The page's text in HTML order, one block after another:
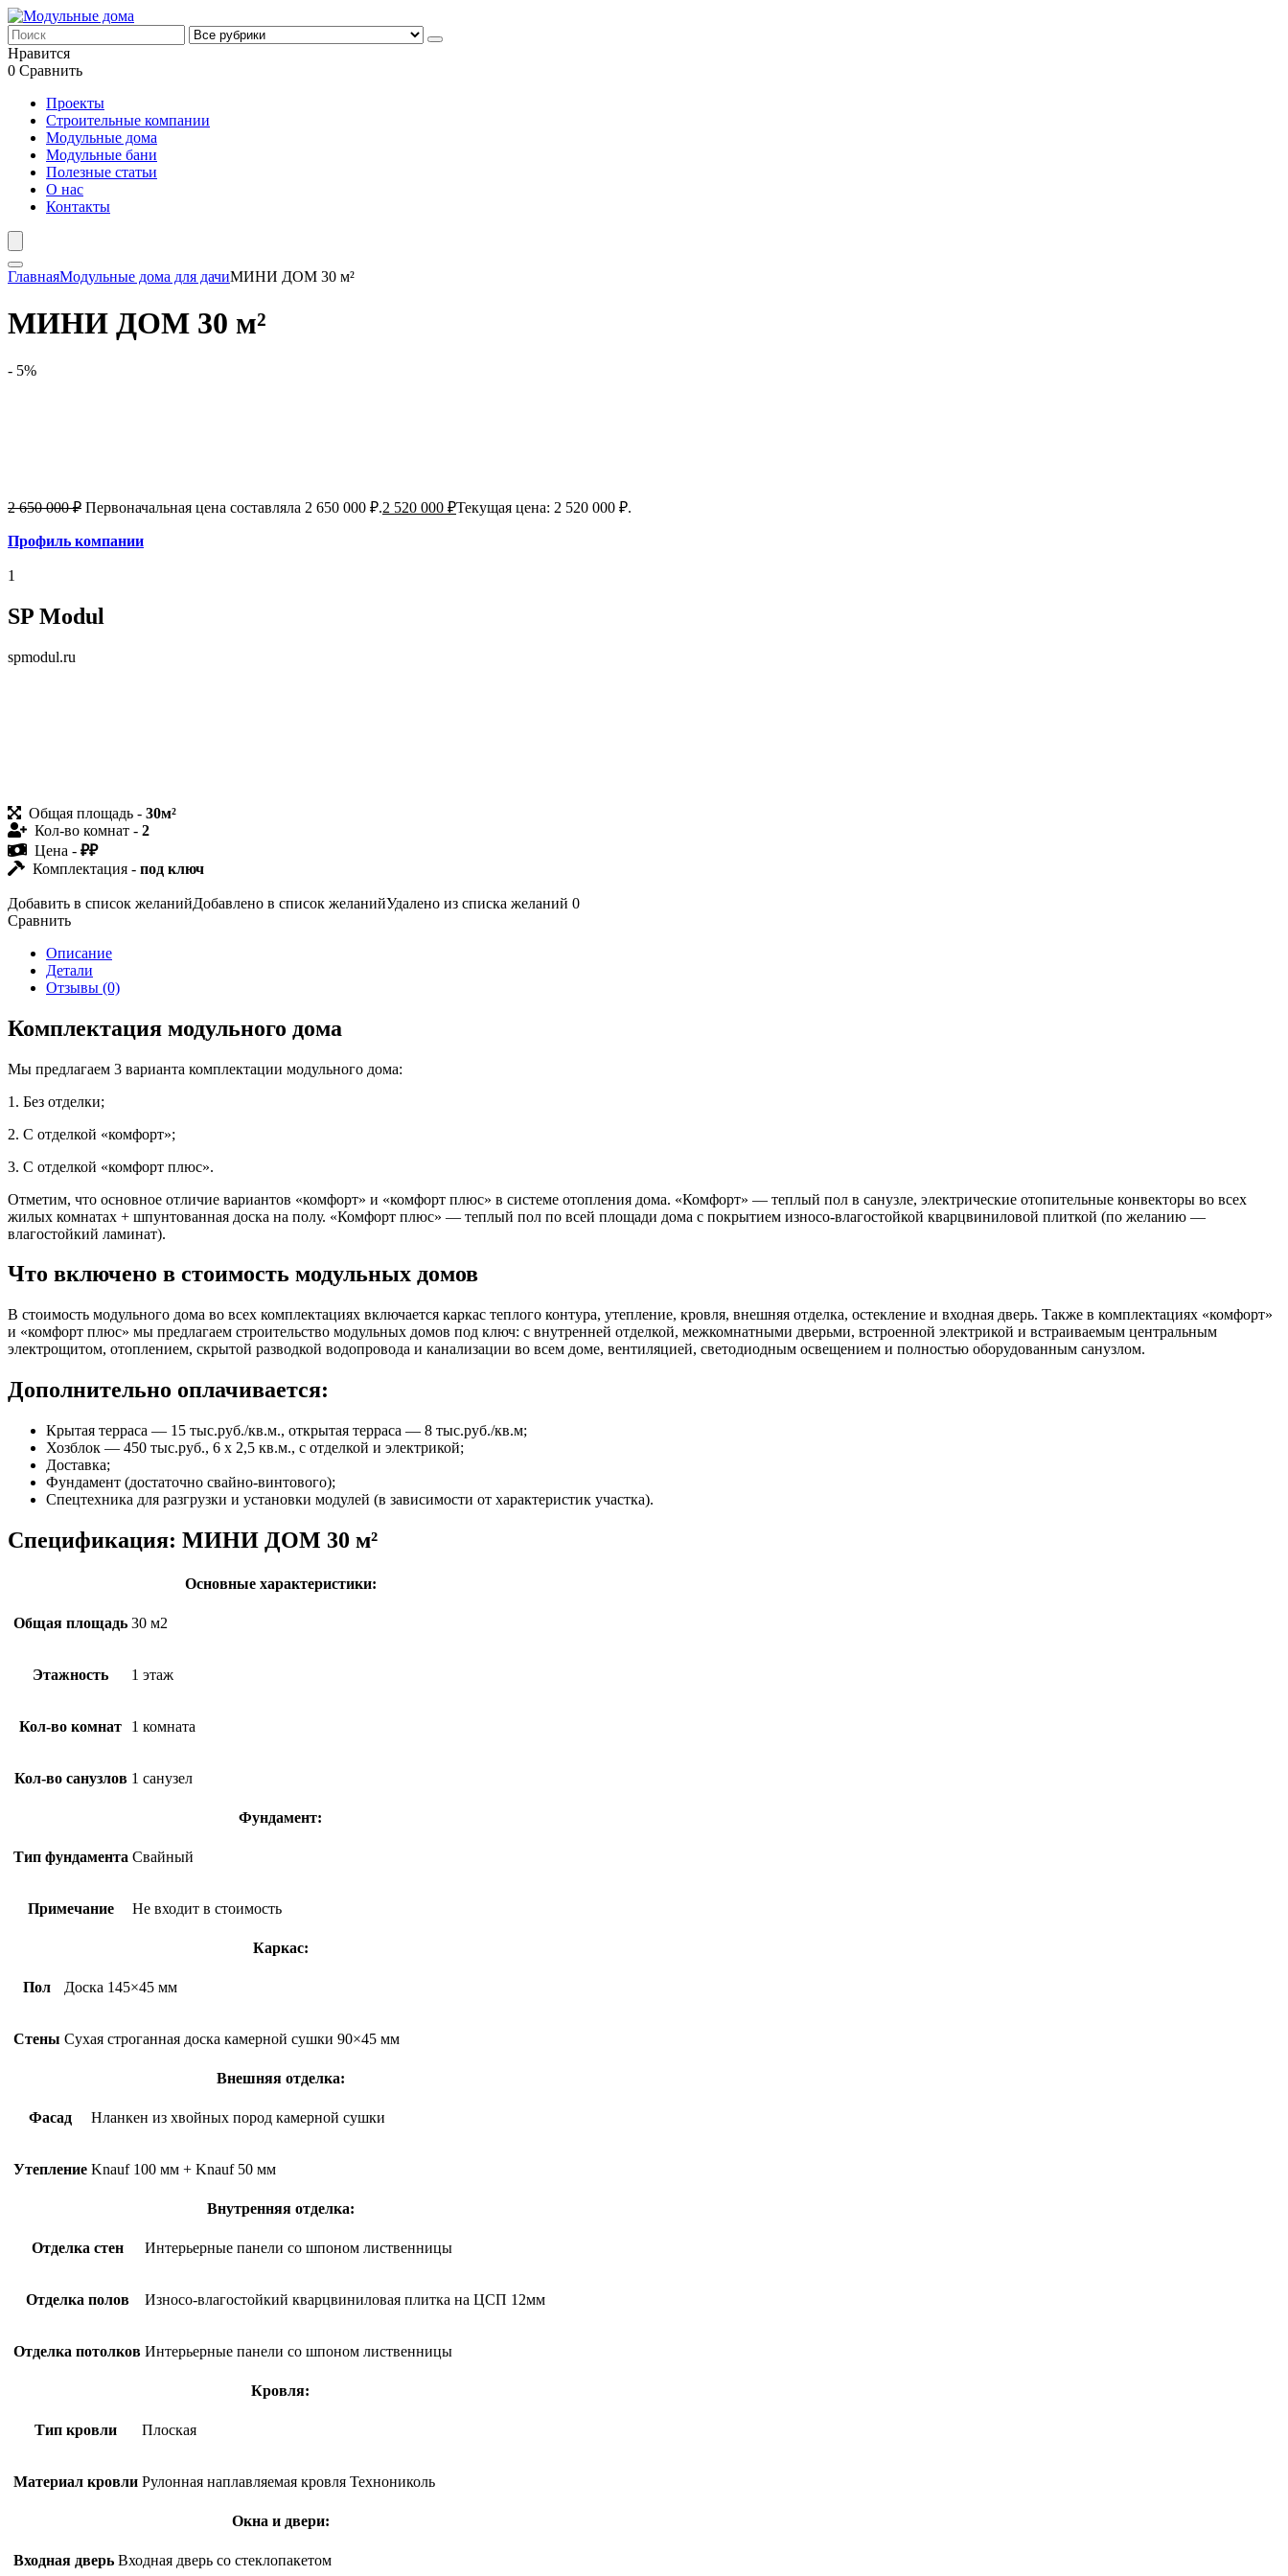
Нравится
0 Сравнить
Проекты
Строительные компании
Модульные дома
Модульные бани
Полезные статьи
О нас
Контакты
ГлавнаяМодульные дома для дачиМИНИ ДОМ 30 м²
МИНИ ДОМ 30 м²
- 5%
2 650 000₽ Первоначальная цена составляла 2 650 000 ₽.2 520 000 ₽Текущая цена: 2 520 000 ₽.
Профиль компании
1
SP Modul
spmodul.ru
Общая площадь - 30м²
Кол-во комнат - 2
Цена - ₽₽
Комплектация - под ключ
Добавить в список желанийДобавлено в список желанийУдалено из списка желаний 0
Сравнить
Описание
Детали
Отзывы (0)
Комплектация модульного дома
Мы предлагаем 3 варианта комплектации модульного дома:
1. Без отделки;
2. С отделкой «комфорт»;
3. С отделкой «комфорт плюс».
Отметим, что основное отличие вариантов «комфорт» и «комфорт плюс» в системе отопления дома. «Комфорт» — теплый пол в санузле, электрические отопительные конвекторы во всех
жилых комнатах + шпунтованная доска на полу. «Комфорт плюс» — теплый пол по всей площади дома с покрытием износо-влагостойкой кварцвиниловой плиткой (по желанию —
влагостойкий ламинат).
Что включено в стоимость модульных домов
В стоимость модульного дома во всех комплектациях включается каркас теплого контура, утепление, кровля, внешняя отделка, остекление и входная дверь. Также в комплектациях «комфорт»
и «комфорт плюс» мы предлагаем строительство модульных домов под ключ: с внутренней отделкой, межкомнатными дверьми, встроенной электрикой и встраиваемым центральным
электрощитом, отоплением, скрытой разводкой водопровода и канализации во всем доме, вентиляцией, светодиодным освещением и полностью оборудованным санузлом.
Дополнительно оплачивается:
Крытая терраса — 15 тыс.руб./кв.м., открытая терраса — 8 тыс.руб./кв.м;
Хозблок — 450 тыс.руб., 6 х 2,5 кв.м., с отделкой и электрикой;
Доставка;
Фундамент (достаточно свайно-винтового);
Спецтехника для разгрузки и установки модулей (в зависимости от характеристик участка).
Спецификация: МИНИ ДОМ 30 м²
Основные характеристики:
Общая площадь 30 м2
Этажность 1 этаж
Кол-во комнат 1 комната
Кол-во санузлов 1 санузел
Фундамент:
Тип фундамента Свайный
Примечание Не входит в стоимость
Каркас:
Пол Доска 145×45 мм
Стены Сухая строганная доска камерной сушки 90×45 мм
Внешняя отделка:
Фасад Нланкен из хвойных пород камерной сушки
Утепление Knauf 100 мм + Knauf 50 мм
Внутренняя отделка:
Отделка стен Интерьерные панели со шпоном лиственницы
Отделка полов Износо-влагостойкий кварцвиниловая плитка на ЦСП 12мм
Отделка потолков Интерьерные панели со шпоном лиственницы
Кровля:
Тип кровли Плоская
Материал кровли Рулонная наплавляемая кровля Технониколь
Окна и двери:
Входная дверь Входная дверь со стеклопакетом